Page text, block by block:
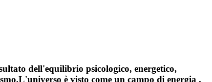
dell'equilibrio psicologico, energetico,
è visto come un campo di energia ,